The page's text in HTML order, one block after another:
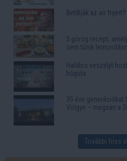
Betiltják az air
5 görög recept,
sem tűnik
Halálos veszélyt
hőguta
35 éve
Völgye – megvan a
További friss